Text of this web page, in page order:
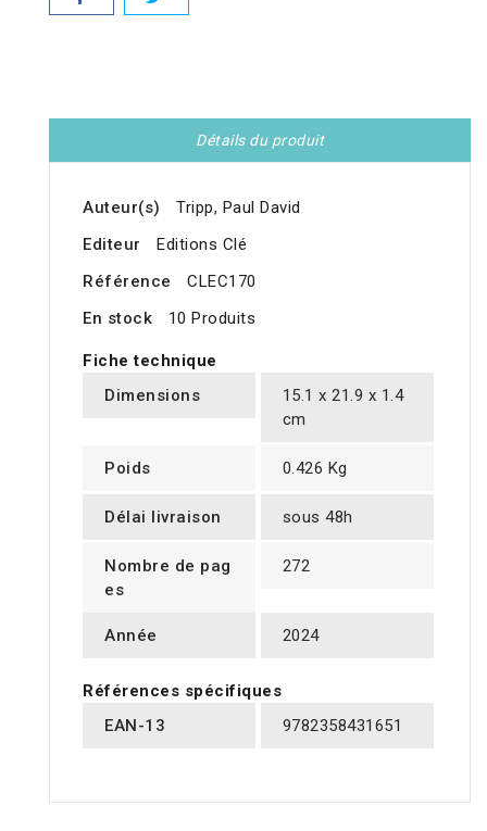
Détails du produit
Auteur(s)
Tripp, Paul David
Editeur
Editions Clé
Référence
CLEC170
En stock
10 Produits
Fiche technique
Dimensions
15.1 x 21.9 x 1.4
cm
Poids 0.426 Kg
Délai livraison sous 48h
Nombre de pag
es
272
Année 2024
Références spécifiques
EAN-13
9782358431651